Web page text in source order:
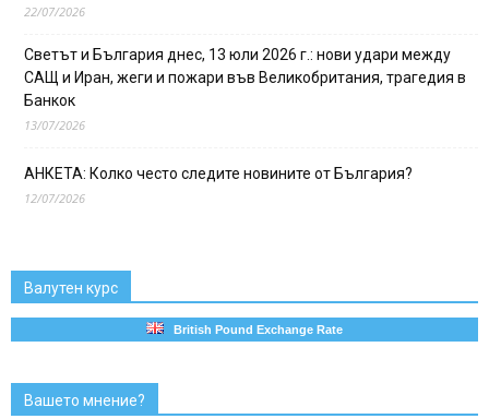
22/07/2026
Светът и България днес, 13 юли 2026 г.: нови удари между
САЩ и Иран, жеги и пожари във Великобритания, трагедия в
Банкок
13/07/2026
АНКЕТА: Колко често следите новините от България?
12/07/2026
Валутен курс
British Pound Exchange Rate
Вашето мнение?